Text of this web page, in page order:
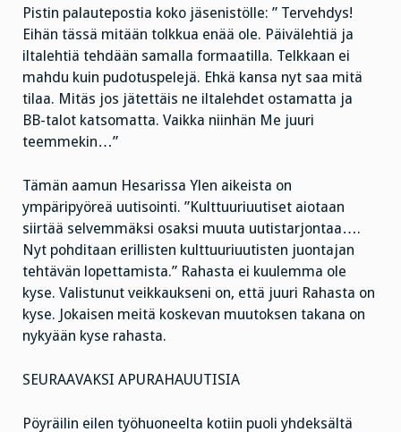
Pistin palautepostia koko jäsenistölle: ” Tervehdys!
Eihän tässä mitään tolkkua enää ole. Päivälehtiä ja
iltalehtiä tehdään samalla formaatilla. Telkkaan ei
mahdu kuin pudotuspelejä. Ehkä kansa nyt saa mitä
tilaa. Mitäs jos jätettäis ne iltalehdet ostamatta ja
BB-talot katsomatta. Vaikka niinhän Me juuri
teemmekin…”
Tämän aamun Hesarissa Ylen aikeista on
ympäripyöreä uutisointi. ”Kulttuuriuutiset aiotaan
siirtää selvemmäksi osaksi muuta uutistarjontaa….
Nyt pohditaan erillisten kulttuuriuutisten juontajan
tehtävän lopettamista.” Rahasta ei kuulemma ole
kyse. Valistunut veikkaukseni on, että juuri Rahasta on
kyse. Jokaisen meitä koskevan muutoksen takana on
nykyään kyse rahasta.
SEURAAVAKSI APURAHAUUTISIA
Pöyräilin eilen työhuoneelta kotiin puoli yhdeksältä